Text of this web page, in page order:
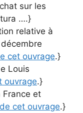
sur les
….}
relative à
cet ouvrage.}
Louis
ouvrage.}
France et
cet ouvrage.}